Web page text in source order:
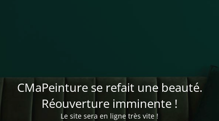
CMaPeinture se refait une beauté.
Réouverture imminente !
Le site sera en ligne très vite !